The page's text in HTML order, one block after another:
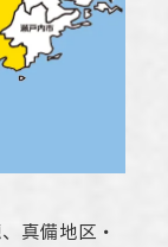
真備地区・